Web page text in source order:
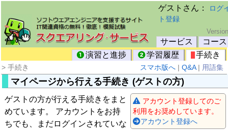
ゲストさん：
ログ
ト登録
サービス
コース
演習と進捗
学習履歴 手続き
> 手続き スマホ版へ | Q&A| 用語集
マイページから行える手続き (ゲストの方)
アカウント登録してのご
利用をお奨めしています。
アカウント登録へ
ゲストの方が行える手続きをまと
めています。 アカウントをお持
ちでも、まだログインされていな